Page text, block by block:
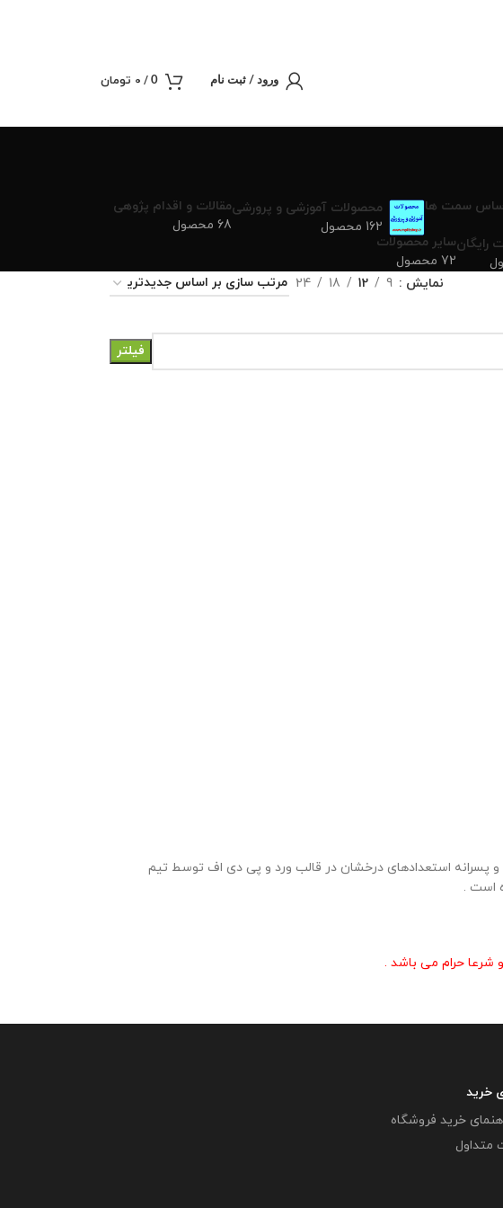
ورود / ثبت نام 0
/
0 تومان
سمت ها
محصولات آموزشی و پرورشی
162 محصول
مقالات و اقدام پژوهی
68 محصول
رایگانسایر محصولات
72 محصول
نمایش 9
12
18
24
فیلتر
1405 – 1404 ویژه مدارس متوسطه اول ، دوم دخترانه و پسرانه استعدادهای درخشان در قالب ورد و پی دی اف توسط تیم
شرعا حرام می باشد .
خرید
خرید فروشگاه
متداول